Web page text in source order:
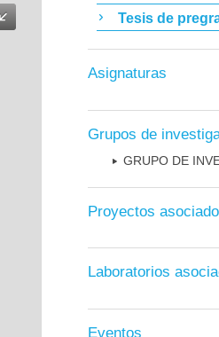
Tesis de
Asignaturas
Grupos de
GRUPO DE
Proyectos
Laboratorios
Eventos